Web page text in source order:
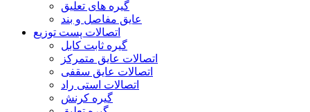
گیره های تعلیق
عایق مفاصل و بند
اتصالات پست توزیع
گیره ثابت کابل
اتصالات عایق متمرکز
اتصالات عایق سقفی
اتصالات استی راد
گیره کرنش